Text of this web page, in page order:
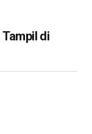
di